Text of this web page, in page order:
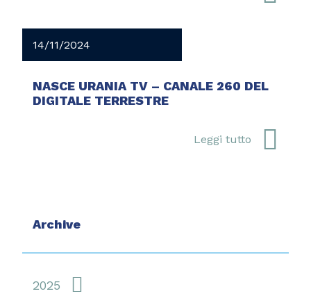
14/11/2024
NASCE URANIA TV – CANALE 260 DEL
DIGITALE TERRESTRE
Leggi tutto
Archive
2025